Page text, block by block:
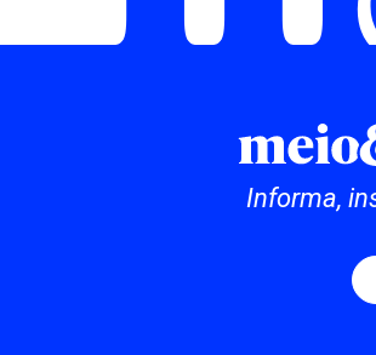
Informa,